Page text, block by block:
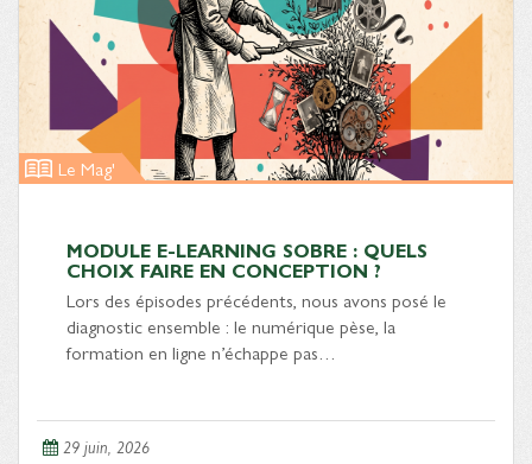
Le Mag'
MODULE E-LEARNING SOBRE : QUELS
CHOIX FAIRE EN CONCEPTION ?
Lors des épisodes précédents, nous avons posé le
diagnostic ensemble : le numérique pèse, la
formation en ligne n’échappe pas…
29 juin, 2026